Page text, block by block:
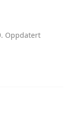
Oppdatert